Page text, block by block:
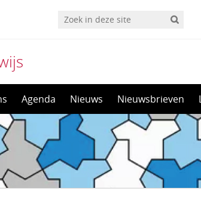
Agenda Nieuws Nieuwsbrieven